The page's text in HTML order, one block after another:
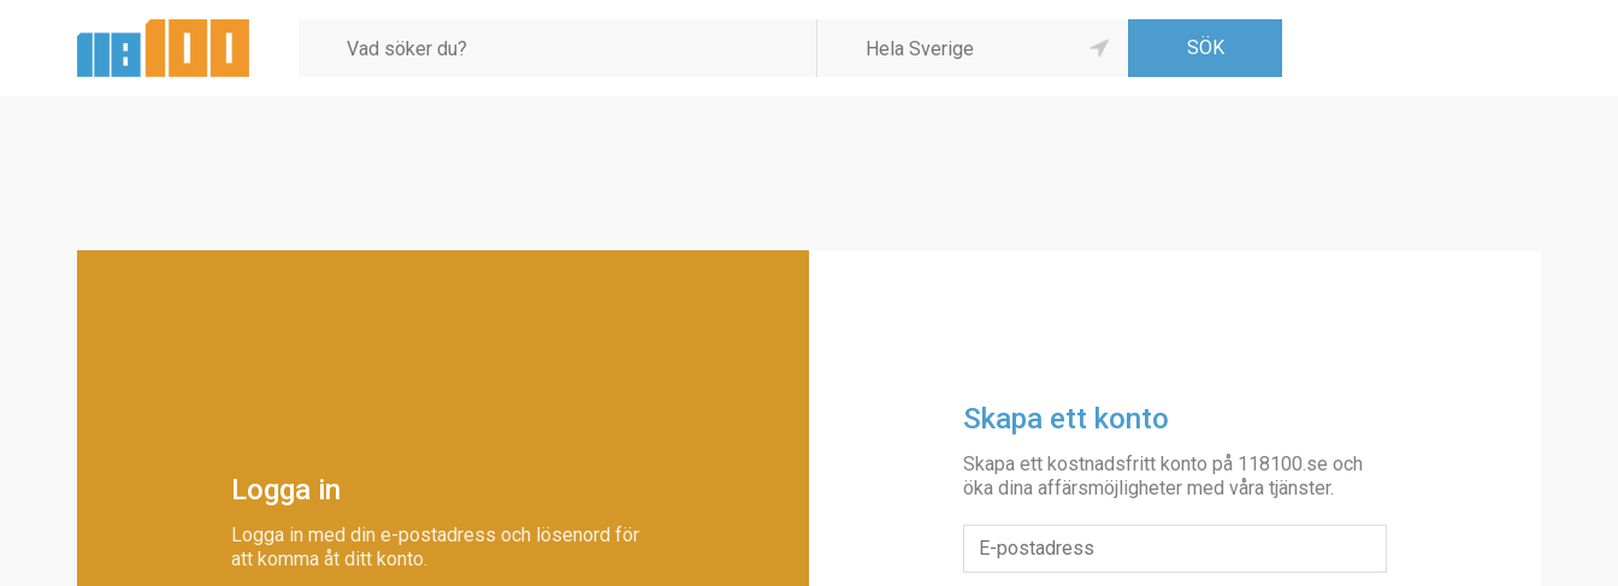
Logga in
Logga in med din e-postadress och lösenord för
att komma åt ditt konto.
Skapa ett konto
Skapa ett kostnadsfritt konto på 118100.se och
öka dina affärsmöjligheter med våra tjänster.